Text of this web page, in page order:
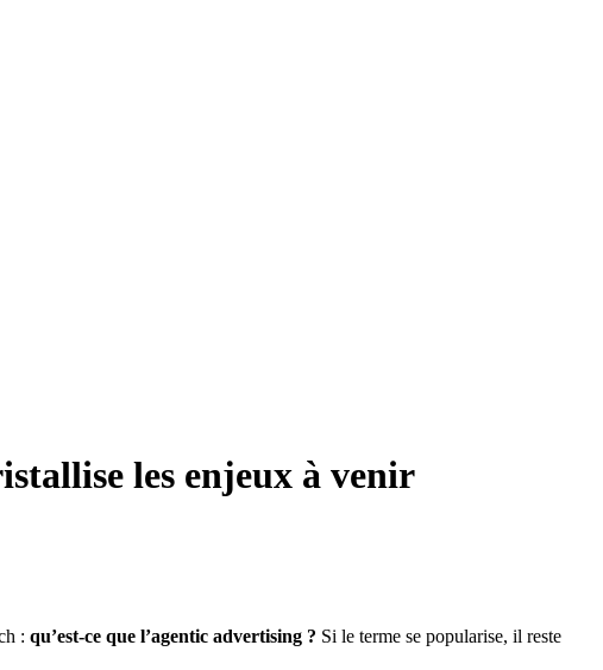
les enjeux à venir
: qu’est-ce que l’agentic advertising ? Si le terme se popularise, il reste